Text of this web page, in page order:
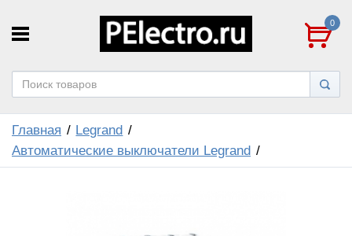
0
Главная
Legrand
Автоматические выключатели Legrand